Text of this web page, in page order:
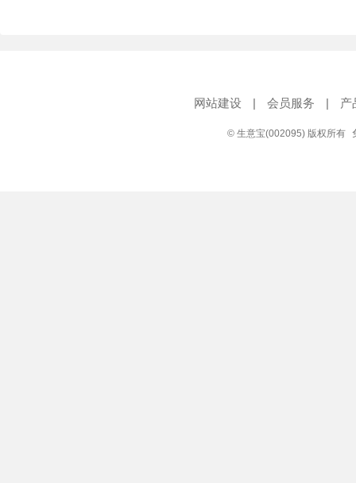
网站建设 | 会员服务 | 产
© 生意宝(002095) 版权所有